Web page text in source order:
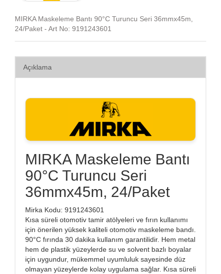
MIRKA Maskeleme Bantı 90°C Turuncu Seri 36mmx45m,
24/Paket - Art No: 9191243601
Açıklama
MIRKA Maskeleme Bantı
90°C Turuncu Seri
36mmx45m, 24/Paket
Mirka Kodu: 9191243601
Kısa süreli otomotiv tamir atölyeleri ve fırın kullanımı
için önerilen yüksek kaliteli otomotiv maskeleme bandı.
90°C fırında 30 dakika kullanım garantilidir. Hem metal
hem de plastik yüzeylerde su ve solvent bazlı boyalar
için uygundur, mükemmel uyumluluk sayesinde düz
olmayan yüzeylerde kolay uygulama sağlar. Kısa süreli